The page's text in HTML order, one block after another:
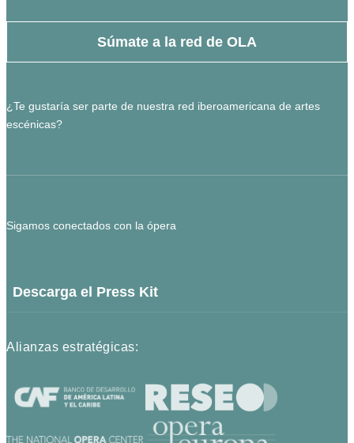
Súmate a la red de OLA
¿Te gustaría ser parte de nuestra red iberoamericana de artes
escénicas?
Sigamos conectados con la ópera
Descarga el Press Kit
Alianzas estratégicas: